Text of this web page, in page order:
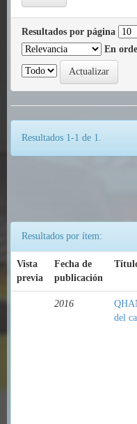
Resultados por página
En
Resultados 1-1 de 1.
Resultados por ítem:
Vista
previa
Fecha de
publicación
2016
del